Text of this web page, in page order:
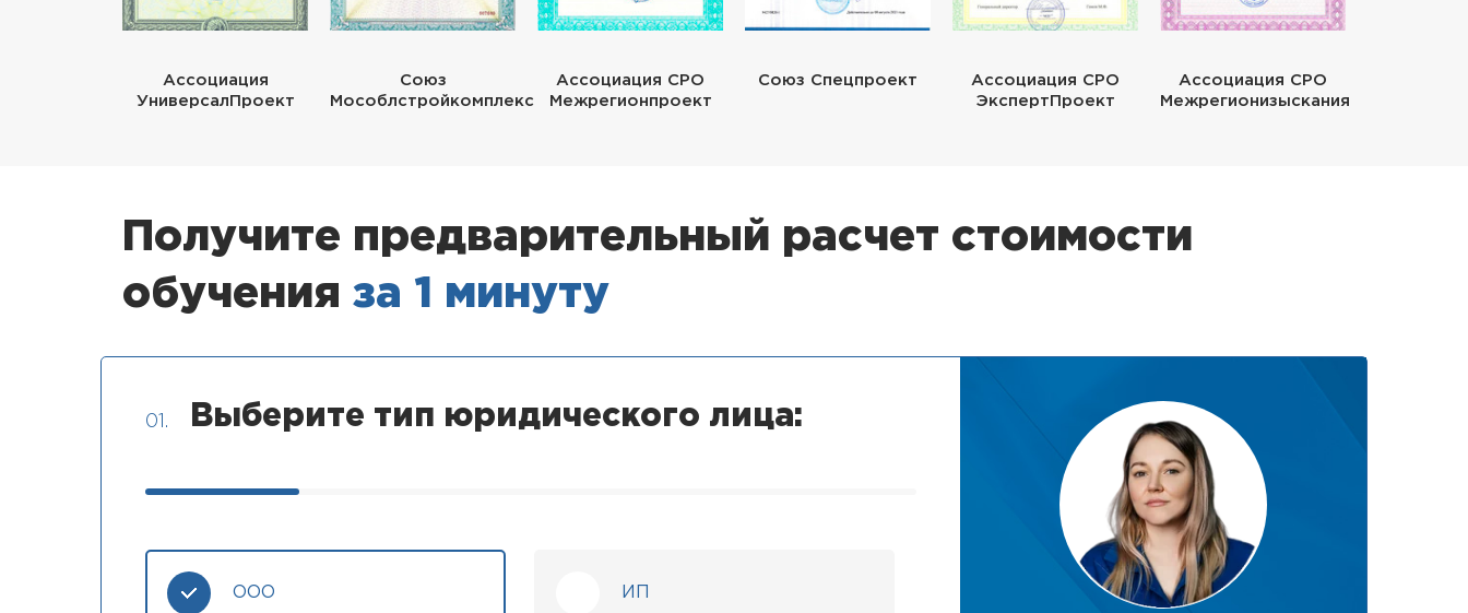
Ассоциация
УниверсалПроект
Союз
Мособлстройкомплекс
Ассоциация СРО
Межрегионпроект
Союз Спецпроект
Ассоциация СРО
ЭкспертПроект
Ассоциация СРО
Межрегионизыскания
Получите предварительный расчет стоимости
обучения за 1 минуту
01. Выберите тип юридического лица:
ООО ИП